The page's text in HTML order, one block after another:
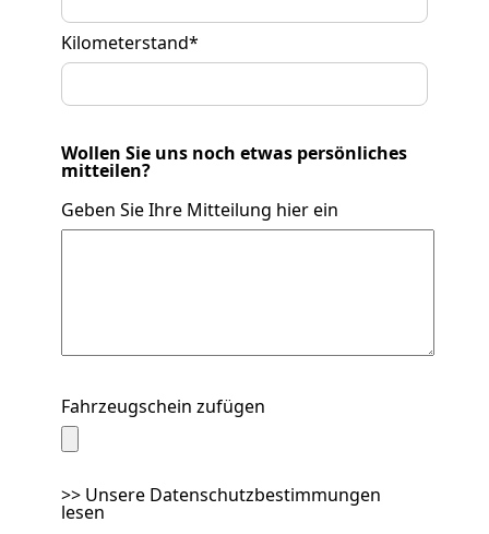
Kilometerstand*
Wollen Sie uns noch etwas persönliches
mitteilen?
Geben Sie Ihre Mitteilung hier ein
Fahrzeugschein zufügen
>> Unsere Datenschutzbestimmungen
lesen